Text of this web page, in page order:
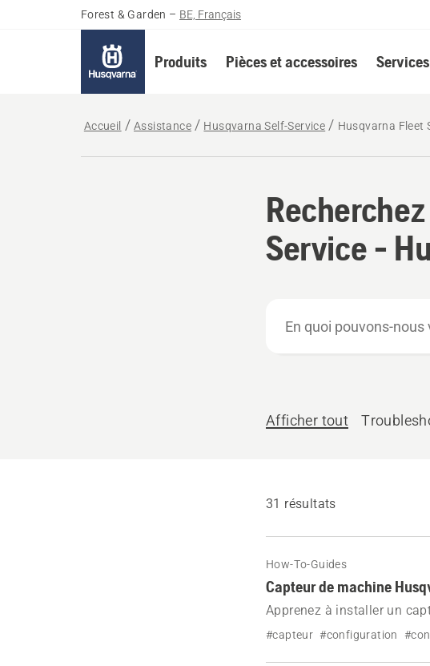
Forest & Garden – BE, Français
Produits Pièces et accessoires Services
Accueil Assistance Husqvarna Self-Service Husqvarna Fleet
Service -
quoi
aider ?
Afficher tout
31 résultats
How-To-Guides
Capteur de machine
Apprenez à installer un
montage, le câblage, les
#capteur #configuration